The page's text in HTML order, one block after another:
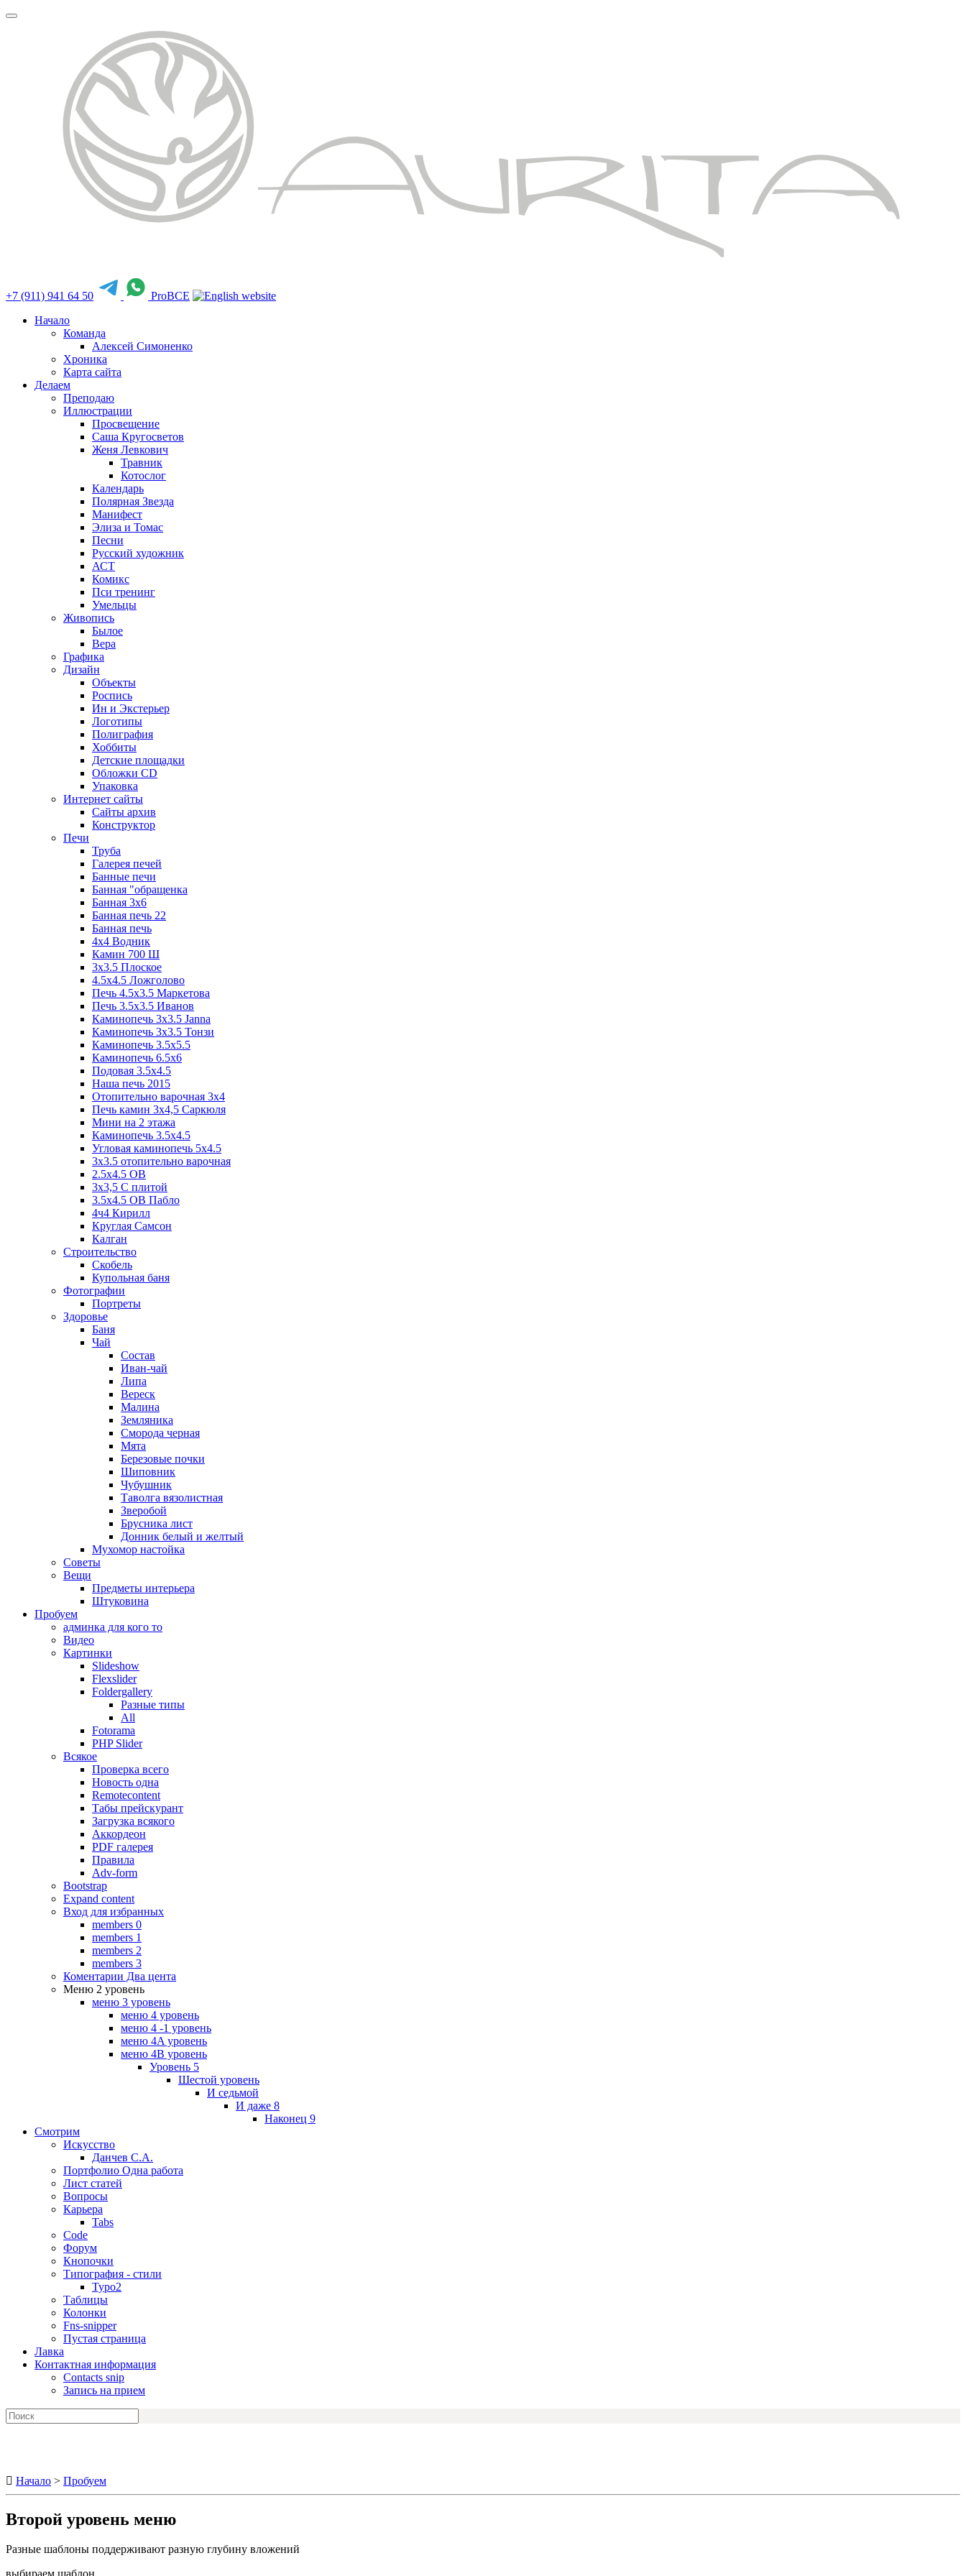
+7 (911) 941 64 50
ProBCE
Начало
Команда
Алексей Симоненко
Хроника
Карта сайта
Делаем
Преподаю
Иллюстрации
Просвещение
Саша Кругосветов
Женя Левкович
Травник
Котослог
Календарь
Полярная Звезда
Манифест
Элиза и Томас
Песни
Русский художник
АСТ
Комикс
Пси тренинг
Умельцы
Живопись
Былое
Вера
Графика
Дизайн
Объекты
Роспись
Ин и Экстерьер
Логотипы
Полиграфия
Хоббиты
Детские площадки
Обложки CD
Упаковка
Интернет сайты
Сайты архив
Конструктор
Печи
Труба
Галерея печей
Банные печи
Банная "обращенка
Банная 3х6
Банная печь 22
Банная печь
4х4 Водник
Камин 700 Ш
3x3.5 Плоское
4.5x4.5 Ложголово
Печь 4.5x3.5 Маркетова
Печь 3.5x3.5 Иванов
Каминопечь 3x3.5 Janna
Каминопечь 3x3.5 Тонзи
Каминопечь 3.5х5.5
Каминопечь 6.5x6
Подовая 3.5х4.5
Наша печь 2015
Отопительно варочная 3х4
Печь камин 3х4,5 Саркюля
Мини на 2 этажа
Каминопечь 3.5х4.5
Угловая каминопечь 5х4.5
3х3.5 отопительно варочная
2.5х4.5 ОВ
3х3,5 C плитой
3.5х4.5 ОВ Пабло
4ч4 Кирилл
Круглая Самсон
Калган
Строительство
Скобель
Купольная баня
Фотографии
Портреты
Здоровье
Баня
Чай
Состав
Иван-чай
Липа
Вереск
Малина
Земляника
Сморода черная
Мята
Березовые почки
Шиповник
Чубушник
Таволга вязолистная
Зверобой
Брусника лист
Донник белый и желтый
Мухомор настойка
Советы
Вещи
Предметы интерьера
Штуковина
Пробуем
админка для кого то
Видео
Картинки
Slideshow
Flexslider
Foldergallery
Разные типы
All
Fotorama
PHP Slider
Всякое
Проверка всего
Новость одна
Remotecontent
Табы прейскурант
Загрузка всякого
Аккордеон
PDF галерея
Правила
Adv-form
Bootstrap
Expand content
Вход для избранных
members 0
members 1
members 2
members 3
Коментарии Два цента
Меню 2 уровень
меню 3 уровень
меню 4 уровень
меню 4 -1 уровень
меню 4A уровень
меню 4B уровень
Уровень 5
Шестой уровень
И седьмой
И даже 8
Наконец 9
Смотрим
Искусство
Данчев С.А.
Портфолио Одна работа
Лист статей
Вопросы
Карьера
Tabs
Code
Форум
Кнопочки
Типография - стили
Typo2
Таблицы
Колонки
Fns-snipper
Пустая страница
Лавка
Контактная информация
Contacts snip
Запись на прием
 Начало > Пробуем
Второй уровень меню
Разные шаблоны поддерживают разную глубину вложений